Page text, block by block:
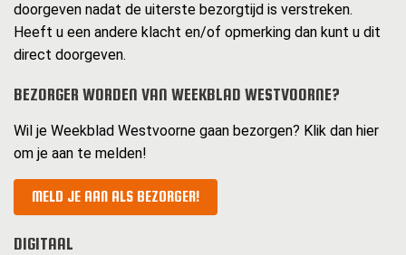
doorgeven nadat de uiterste bezorgtijd is verstreken.
Heeft u een andere klacht en/of opmerking dan kunt u dit
direct doorgeven.
BEZORGER WORDEN VAN WEEKBLAD WESTVOORNE?
Wil je Weekblad Westvoorne gaan bezorgen? Klik dan hier
om je aan te melden!
MELD JE AAN ALS BEZORGER!
DIGITAAL